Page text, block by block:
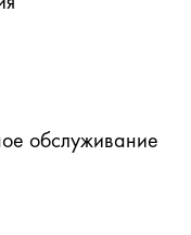
обслуживание